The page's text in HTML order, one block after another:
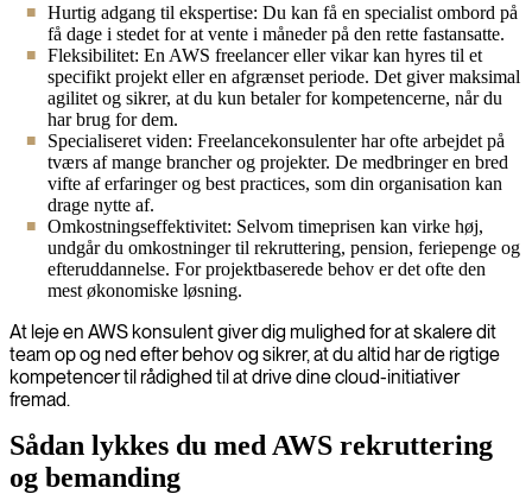
Hurtig adgang til ekspertise: Du kan få en specialist ombord på
få dage i stedet for at vente i måneder på den rette fastansatte.
Fleksibilitet: En AWS freelancer eller vikar kan hyres til et
specifikt projekt eller en afgrænset periode. Det giver maksimal
agilitet og sikrer, at du kun betaler for kompetencerne, når du
har brug for dem.
Specialiseret viden: Freelancekonsulenter har ofte arbejdet på
tværs af mange brancher og projekter. De medbringer en bred
vifte af erfaringer og best practices, som din organisation kan
drage nytte af.
Omkostningseffektivitet: Selvom timeprisen kan virke høj,
undgår du omkostninger til rekruttering, pension, feriepenge og
efteruddannelse. For projektbaserede behov er det ofte den
mest økonomiske løsning.
At leje en AWS konsulent giver dig mulighed for at skalere dit
team op og ned efter behov og sikrer, at du altid har de rigtige
kompetencer til rådighed til at drive dine cloud-initiativer
fremad.
Sådan lykkes du med AWS rekruttering
og bemanding